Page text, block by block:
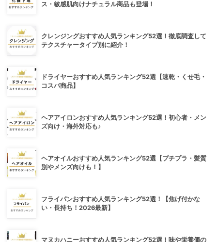
ス・敏感肌向けナチュラル商品も登場！
クレンジングおすすめ人気ランキング52選！徹底調査して
テクスチャータイプ別に紹介！
ドライヤーおすすめ人気ランキング52選【速乾・くせ毛・
コスパ商品】
ヘアアイロンおすすめ人気ランキング52選！初心者・メン
ズ向け・海外対応も♪
ヘアオイルおすすめ人気ランキング52選【プチプラ・髪質
別やメンズ向けも！】
フライパンおすすめ人気ランキング52選！【焦げ付かな
い・長持ち！2026最新】
マヌカハニーおすすめ人気ランキング52選！味や栄養価の